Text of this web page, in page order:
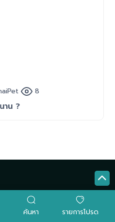
ค้นหา รายการโปรด
8
าน ?
13
ฟรีมีไหม ?
17
สุนัขบ้ายังจำเป็นไหม ?
27
25
เตือน ?
29
ความสะอาดของสัตว์
46
ภาพ
44
ก และพื้นที่พักผ่อน
47
ยน
47
อกขนมขัดฟันให้ปลอดภัย
52
66
าสต้องระวัง